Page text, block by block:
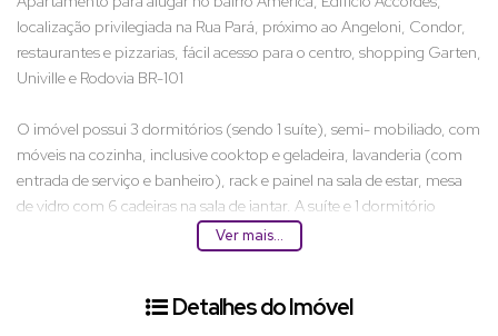
localização privilegiada na Rua Pará, próximo ao Angeloni, Condor,
restaurantes e pizzarias, fácil acesso para o centro, shopping Garten,
Univille e Rodovia BR-101
O imóvel possui 3 dormitórios (sendo 1 suíte), semi- mobiliado, com
móveis na cozinha, inclusive cooktop e geladeira, lavanderia (com
entrada de serviço e banheiro), rack e painel na sala de estar, mesa
de vidro com 6 cadeiras na sala de jantar. A suíte e 1 dormitório
possuem armário planejado. Os banheiros são completos, inclusive
O prédio possui uma completa área de lazer mobiliada e decorada,
Ver mais...
Detalhes do Imóvel